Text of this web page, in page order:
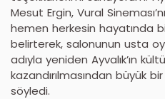
Mesut Ergin, Vural
hemen herkesin hayatında bir
belirterek, salonunun usta
adıyla yeniden Ayvalık’ın
kazandırılmasından büyük
söyledi.